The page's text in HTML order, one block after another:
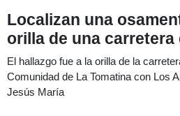
Localizan una
orilla de una carretera
El hallazgo fue a la orilla de la
Comunidad de La Tomatina con Los
Jesús María